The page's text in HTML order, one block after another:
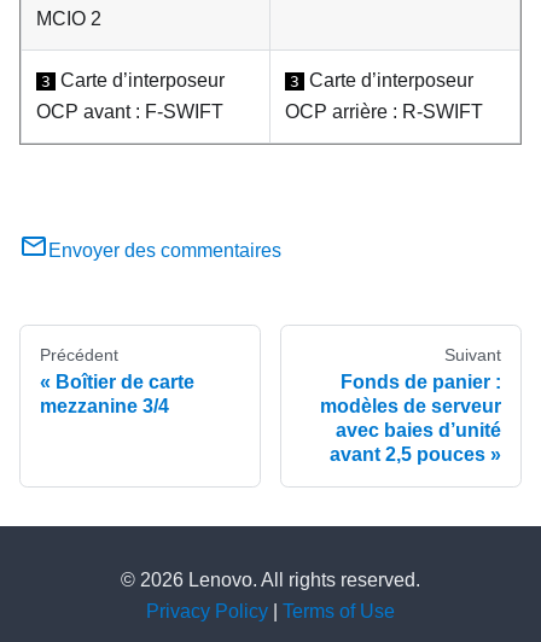
MCIO 2
3 Carte d’interposeur
OCP avant : F-SWIFT
3 Carte d’interposeur
OCP arrière : R-SWIFT
Envoyer des commentaires
Précédent
Boîtier de carte
mezzanine 3/4
Suivant
Fonds de panier :
modèles de serveur
avec baies d’unité
avant 2,5 pouces
© 2026 Lenovo. All rights reserved.
Privacy Policy
Terms of Use